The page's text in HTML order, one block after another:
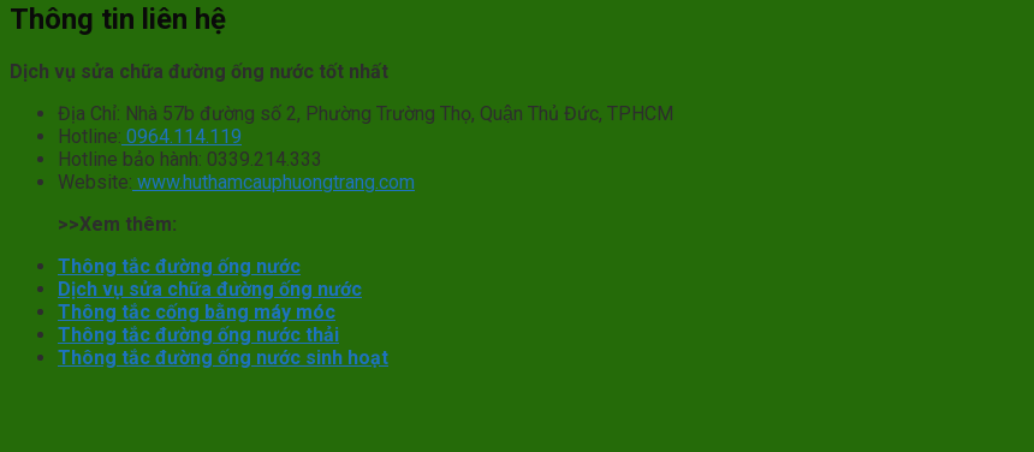
Thông tin liên hệ
Dịch vụ sửa chữa đường ống nước tốt nhất
Địa Chỉ: Nhà 57b đường số 2, Phường Trường Thọ, Quận Thủ Đức, TPHCM
Hotline: 0964.114.119
Hotline bảo hành: 0339.214.333
Website: www.huthamcauphuongtrang.com
>>Xem thêm:
Thông tắc đường ống nước
Dịch vụ sửa chữa đường ống nước
Thông tắc cống bằng máy móc
Thông tắc đường ống nước thải
Thông tắc đường ống nước sinh hoạt